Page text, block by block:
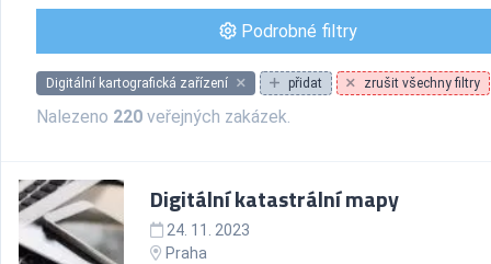
Podrobné filtry
Digitální kartografická zařízení přidat zrušit všechny filtry
Nalezeno 220 veřejných zakázek.
Digitální katastrální mapy
24. 11. 2023
Praha